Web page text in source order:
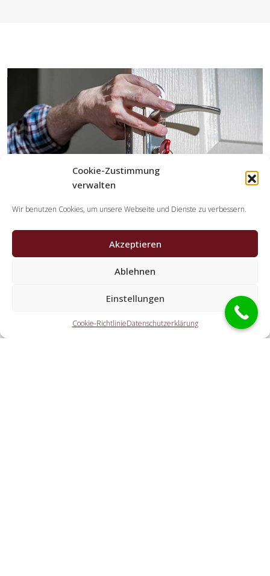
Cookie-Zustimmung
verwalten
Wir benutzen Cookies, um unsere Webseite und Dienste zu verbessern.
Akzeptieren
Ablehnen
Einstellungen
Cookie-RichtlinieDatenschutzerklärung
Schlüsseldienst Spezialisten?
Die Kooperationspartner übernehmen sämtliche
Leistungen, welche Sie von einem Aufsperrdienst erwarten.